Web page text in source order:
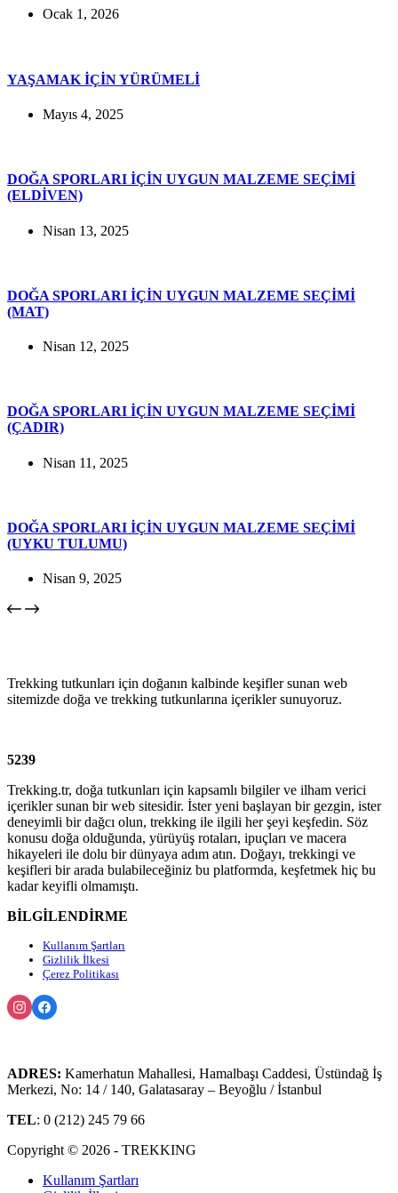
Ocak 1, 2026
YAŞAMAK İÇİN YÜRÜMELİ
Mayıs 4, 2025
DOĞA SPORLARI İÇİN UYGUN MALZEME SEÇİMİ
(ELDİVEN)
Nisan 13, 2025
DOĞA SPORLARI İÇİN UYGUN MALZEME SEÇİMİ
(MAT)
Nisan 12, 2025
DOĞA SPORLARI İÇİN UYGUN MALZEME SEÇİMİ
(ÇADIR)
Nisan 11, 2025
DOĞA SPORLARI İÇİN UYGUN MALZEME SEÇİMİ
(UYKU TULUMU)
Nisan 9, 2025
Trekking tutkunları için doğanın kalbinde keşifler sunan web
sitemizde doğa ve trekking tutkunlarına içerikler sunuyoruz.
5239
Trekking.tr, doğa tutkunları için kapsamlı bilgiler ve ilham verici
içerikler sunan bir web sitesidir. İster yeni başlayan bir gezgin, ister
deneyimli bir dağcı olun, trekking ile ilgili her şeyi keşfedin. Söz
konusu doğa olduğunda, yürüyüş rotaları, ipuçları ve macera
hikayeleri ile dolu bir dünyaya adım atın. Doğayı, trekkingi ve
keşifleri bir arada bulabileceğiniz bu platformda, keşfetmek hiç bu
kadar keyifli olmamıştı.
BİLGİLENDİRME
Kullanım Şartları
Gizlilik İlkesi
Çerez Politikası
ADRES: Kamerhatun Mahallesi, Hamalbaşı Caddesi, Üstündağ İş
Merkezi, No: 14 / 140, Galatasaray – Beyoğlu / İstanbul
TEL: 0 (212) 245 79 66
Copyright © 2026 - TREKKING
Kullanım Şartları